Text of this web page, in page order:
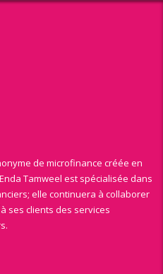
de microfinance créée en
Tamweel est spécialisée dans
elle continuera à collaborer
ses clients des services